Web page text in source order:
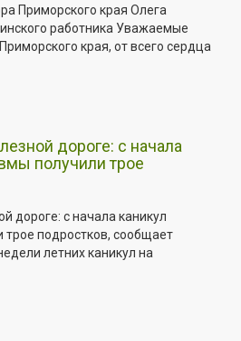
Приморского края Олега
работника Уважаемые
края, от всего сердца
дороге: с начала
получили трое
дороге: с начала каникул
подростков, сообщает
летних каникул на